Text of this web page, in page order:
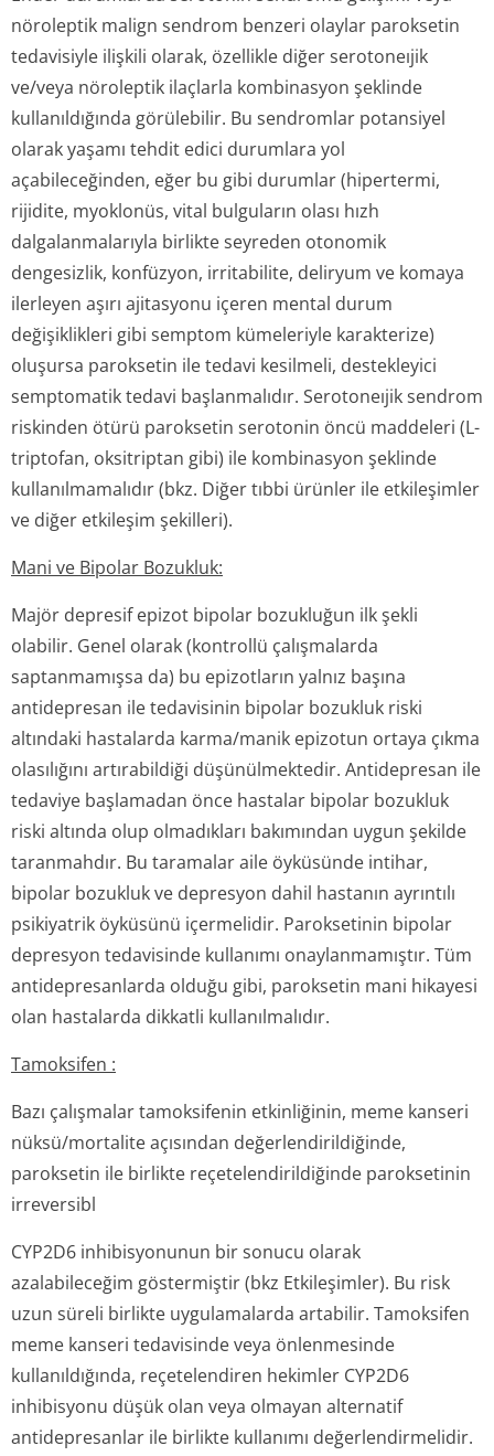
nöroleptik malign sendrom benzeri olaylar paroksetin
tedavisiyle ilişkili olarak, özellikle diğer serotoneıjik
ve/veya nöroleptik ilaçlarla kombinasyon şeklinde
kullanıldığında görülebilir. Bu sendromlar potansiyel
olarak yaşamı tehdit edici durumlara yol
açabileceğinden, eğer bu gibi durumlar (hipertermi,
rijidite, myoklonüs, vital bulguların olası hızh
dalgalanmalarıyla birlikte seyreden otonomik
dengesizlik, konfüzyon, irritabilite, deliryum ve komaya
ilerleyen aşırı ajitasyonu içeren mental durum
değişiklikleri gibi semptom kümeleriyle karakterize)
oluşursa paroksetin ile tedavi kesilmeli, destekleyici
semptomatik tedavi başlanmalıdır. Serotoneıjik sendrom
riskinden ötürü paroksetin serotonin öncü maddeleri (L-
triptofan, oksitriptan gibi) ile kombinasyon şeklinde
kullanılmamalıdır(bkz. Diğer tıbbi ürünler ile etkileşimler
ve diğer etkileşim şekilleri).
Mani ve Bipolar Bozukluk:
Majör depresif epizot bipolar bozukluğun ilk şekli
olabilir. Genel olarak (kontrollü çalışmalarda
saptanmamışsa da) bu epizotların yalnız başına
antidepresan ile tedavisinin bipolar bozukluk riski
altındaki hastalarda karma/manik epizotun ortaya çıkma
olasılığını artırabildiği düşünülmektedir. Antidepresan ile
tedaviye başlamadan önce hastalar bipolar bozukluk
riski altında olup olmadıkları bakımından uygun şekilde
taranmahdır. Bu taramalar aile öyküsünde intihar,
bipolar bozukluk ve depresyon dahil hastanın ayrıntılı
psikiyatrik öyküsünü içermelidir. Paroksetinin bipolar
depresyon tedavisinde kullanımı onaylanmamıştır. Tüm
antidepresanlarda olduğu gibi, paroksetin mani hikayesi
olan hastalarda dikkatli kullanılmalıdır.
Tamoksifen :
Bazı çalışmalar tamoksifenin etkinliğinin, meme kanseri
nüksü/mortalite açısından değerlendiril­diğinde,
paroksetin ile birlikte reçetelendiril­diğinde paroksetinin
irreversibl
CYP2D6 inhibisyonunun bir sonucu olarak
azalabileceğim göstermiştir (bkz Etkileşimler). Bu risk
uzun süreli birlikte uygulamalarda artabilir. Tamoksifen
meme kanseri tedavisinde veya önlenmesinde
kullanıldığında, reçetelendiren hekimler CYP2D6
inhibisyonu düşük olan veya olmayan alternatif
antidepresanlar ile birlikte kullanımı değerlendirmelidir.